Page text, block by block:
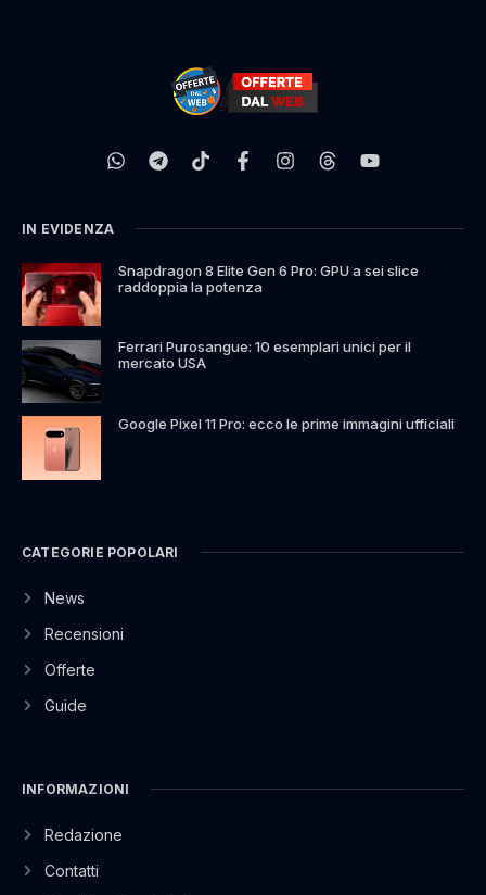
IN EVIDENZA
Snapdragon 8 Elite Gen 6 Pro: GPU a sei slice
raddoppia la potenza
Ferrari Purosangue: 10 esemplari unici per il
mercato USA
Google Pixel 11 Pro: ecco le prime immagini ufficiali
CATEGORIE POPOLARI
News
Recensioni
Offerte
Guide
INFORMAZIONI
Redazione
Contatti